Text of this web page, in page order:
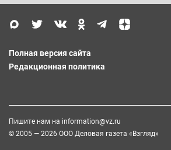
Полная версия сайта
Редакционная политика
Пишите нам на information@vz.ru
© 2005 — 2026 ООО Деловая газета «Взгляд»